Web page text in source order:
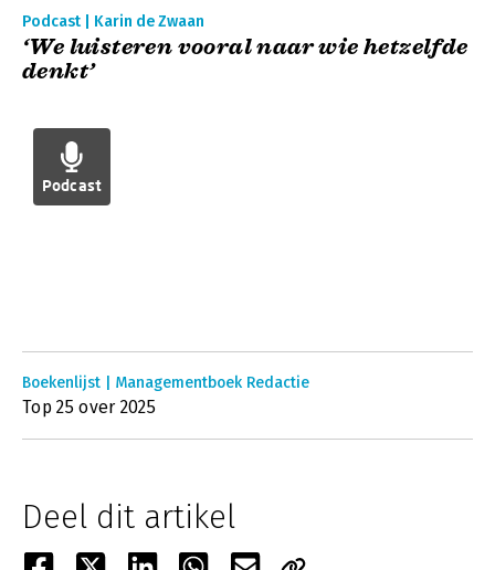
Podcast | Karin de Zwaan
‘We luisteren vooral naar wie hetzelfde
denkt’
Podcast
Boekenlijst | Managementboek Redactie
Top 25 over 2025
Deel dit artikel